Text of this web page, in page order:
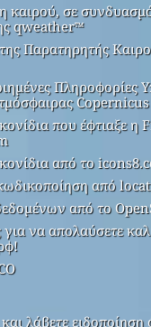
καιρού, σε
qweather™
Παρατηρητής
Πληροφορίες
Copernicus
που έφτιαξε η
από το
από
από το
να απολαύσετε
λάβετε ειδοποίηση